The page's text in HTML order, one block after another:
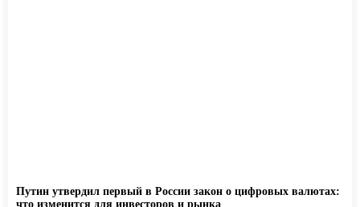
Путин утвердил первый в России закон о цифровых валютах:
что изменится для инвесторов и рынка